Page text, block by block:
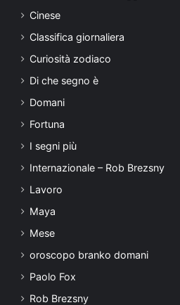
Cinese
Classifica giornaliera
Curiosità zodiaco
Di che segno è
Domani
Fortuna
I segni più
Internazionale – Rob Brezsny
Lavoro
Maya
Mese
oroscopo branko domani
Paolo Fox
Rob Brezsny